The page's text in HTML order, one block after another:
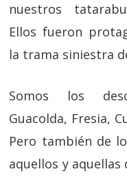
nuestros
Ellos fueron
la trama siniestra
Somos los
Guacolda, Fresia,
Pero también de
aquellos y